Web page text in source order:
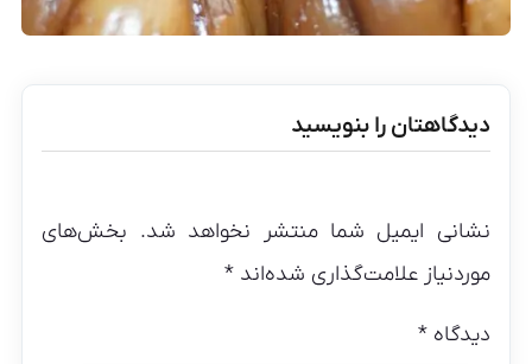
دیدگاهتان را بنویسید
نشانی ایمیل شما منتشر نخواهد شد. بخش‌های
موردنیاز علامت‌گذاری شده‌اند*
دیدگاه*